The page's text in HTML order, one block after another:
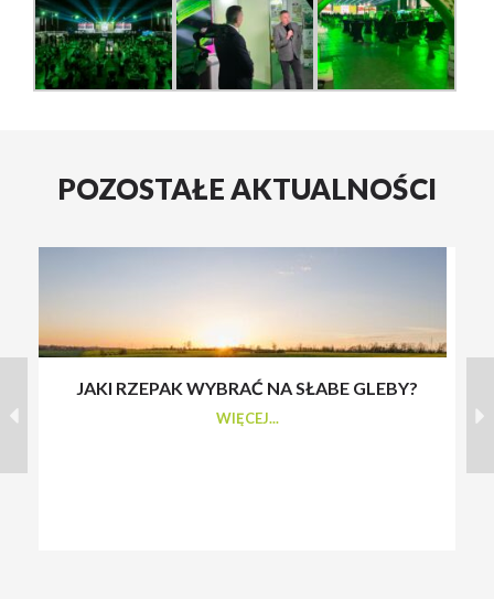
POZOSTAŁE AKTUALNOŚCI
JAKI RZEPAK WYBRAĆ NA SŁABE GLEBY?
WIĘCEJ...